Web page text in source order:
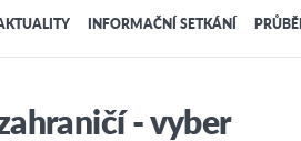
INFORMAČNÍ SETKÁNÍ
- vyber